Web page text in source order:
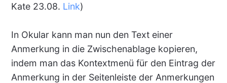
Kate 23.08. Link)
In Okular kann man nun den Text einer
Anmerkung in die Zwischenablage kopieren,
indem man das Kontextmenü für den Eintrag der
Anmerkung in der Seitenleiste der Anmerkungen